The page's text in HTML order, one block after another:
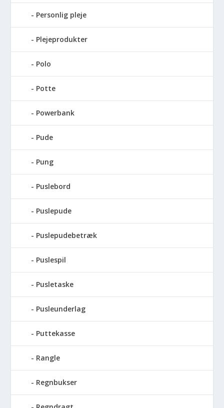
Personlig pleje
Plejeprodukter
Polo
Potte
Powerbank
Pude
Pung
Puslebord
Puslepude
Puslepudebetræk
Puslespil
Pusletaske
Pusleunderlag
Puttekasse
Rangle
Regnbukser